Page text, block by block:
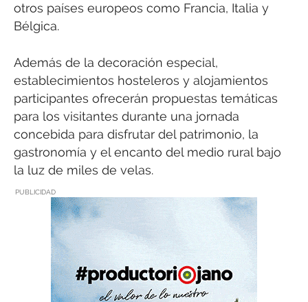
otros países europeos como Francia, Italia y
Bélgica.
Además de la decoración especial,
establecimientos hosteleros y alojamientos
participantes ofrecerán propuestas temáticas
para los visitantes durante una jornada
concebida para disfrutar del patrimonio, la
gastronomía y el encanto del medio rural bajo
la luz de miles de velas.
PUBLICIDAD